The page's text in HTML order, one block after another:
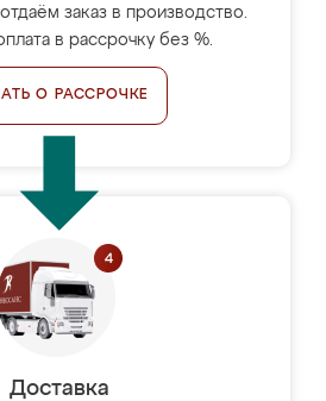
заказ в производство.
в рассрочку без %.
О РАССРОЧКЕ
Доставка